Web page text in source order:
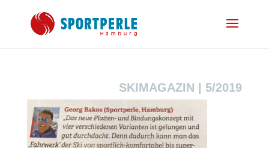
SKIMAGAZIN | 5/2019